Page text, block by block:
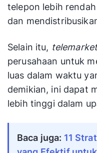
telepon lebih
dan
Selain itu,
perusahaan untuk
luas dalam waktu
demikian, ini dapat
lebih tinggi dalam
Baca juga: 11